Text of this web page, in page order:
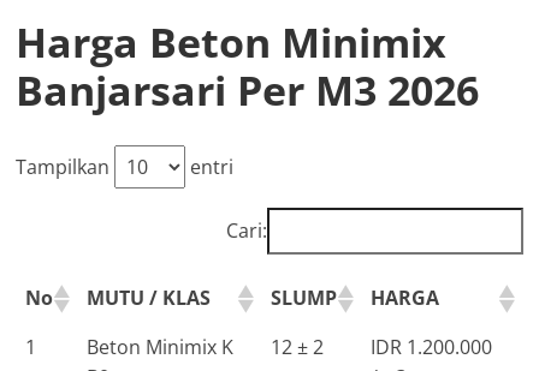
Harga Beton Minimix
Banjarsari Per M3 2026
Tampilkan entri
Cari:
No MUTU / KLAS SLUMP
HARGA
1
Beton Minimix K
12 ± 2
IDR 1.200.000